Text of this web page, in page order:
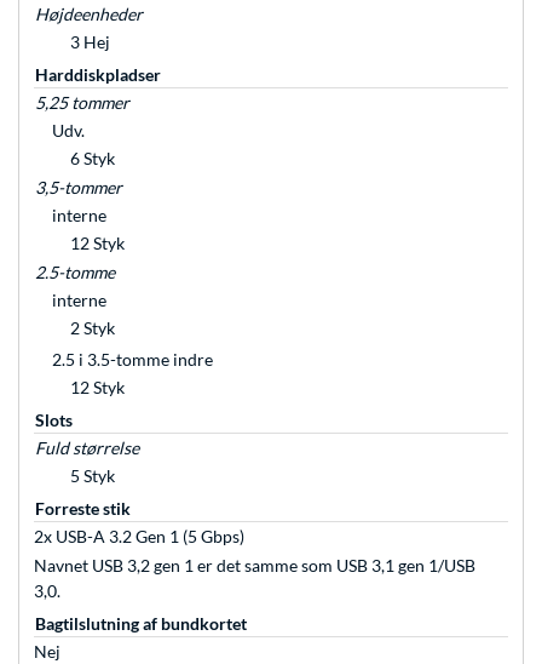
Højdeenheder
3 Hej
Harddiskpladser
5,25 tommer
Udv.
6 Styk
3,5-tommer
interne
12 Styk
2.5-tomme
interne
2 Styk
2.5 i 3.5-tomme indre
12 Styk
Slots
Fuld størrelse
5 Styk
Forreste stik
2x USB-A 3.2 Gen 1 (5 Gbps)
Navnet USB 3,2 gen 1 er det samme som USB 3,1 gen 1/USB
3,0.
Bagtilslutning af bundkortet
Nej